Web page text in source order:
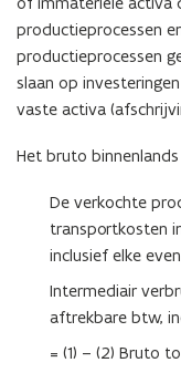
productieprocessen
productieprocessen
slaan op
vaste activa
Het bruto
De verkochte
transportkosten
inclusief elke
Intermediair
aftrekbare btw,
= (1) – (2) Bruto